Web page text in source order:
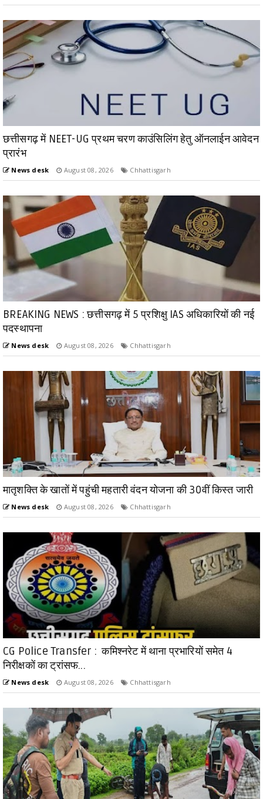
छत्तीसगढ़ में NEET-UG प्रथम चरण काउंसिलिंग हेतु ऑनलाईन आवेदन
प्रारंभ
News desk August 08, 2026 Chhattisgarh
BREAKING NEWS : छत्तीसगढ़ में 5 प्रशिक्षु IAS अधिकारियों की नई
पदस्थापना
News desk August 08, 2026 Chhattisgarh
मातृशक्ति के खातों में पहुंची महतारी वंदन योजना की 30वीं किस्त जारी
News desk August 08, 2026 Chhattisgarh
CG Police Transfer : कमिश्नरेट में थाना प्रभारियों समेत 4
निरीक्षकों का ट्रांसफ...
News desk August 08, 2026 Chhattisgarh